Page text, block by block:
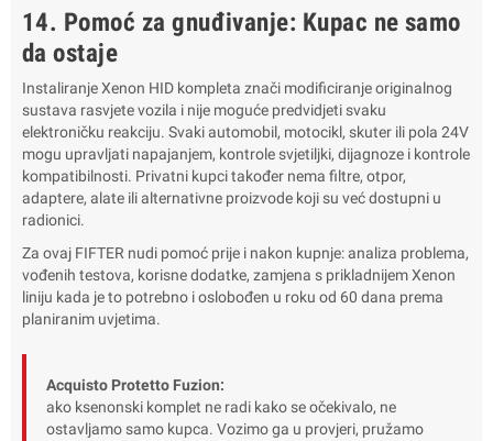
14. Pomoć za gnuđivanje: Kupac ne samo
da ostaje
Instaliranje Xenon HID kompleta znači modificiranje originalnog
sustava rasvjete vozila i nije moguće predvidjeti svaku
elektroničku reakciju. Svaki automobil, motocikl, skuter ili pola 24V
mogu upravljati napajanjem, kontrole svjetiljki, dijagnoze i kontrole
kompatibilnosti. Privatni kupci također nema filtre, otpor,
adaptere, alate ili alternativne proizvode koji su već dostupni u
radionici.
Za ovaj FIFTER nudi pomoć prije i nakon kupnje: analiza problema,
vođenih testova, korisne dodatke, zamjena s prikladnijem Xenon
liniju kada je to potrebno i oslobođen u roku od 60 dana prema
planiranim uvjetima.
Acquisto Protetto Fuzion:
ako ksenonski komplet ne radi kako se očekivalo, ne
ostavljamo samo kupca. Vozimo ga u provjeri, pružamo